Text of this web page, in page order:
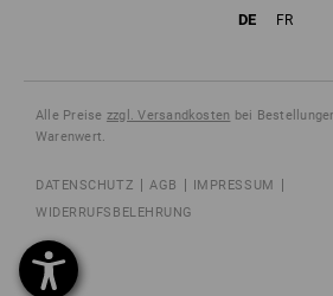
DE FR
Alle Preise zzgl. Versandkosten bei
Warenwert.
DATENSCHUTZ AGB
IMPRESSUM
WIDERRUFSBELEHRUNG